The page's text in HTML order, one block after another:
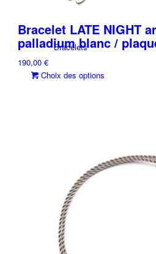
Bracelets
Boucles d’oreilles
Bijoux
Bracelet LATE NIGHT
palladium blanc /
190,00€
Choix des options
peuvent